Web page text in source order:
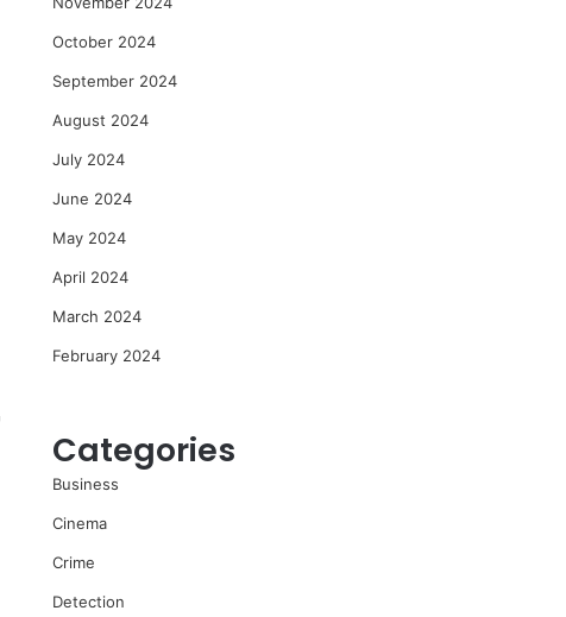
October 2024
September 2024
August 2024
July 2024
June 2024
May 2024
April 2024
March 2024
February 2024
Categories
Business
Cinema
Crime
Detection